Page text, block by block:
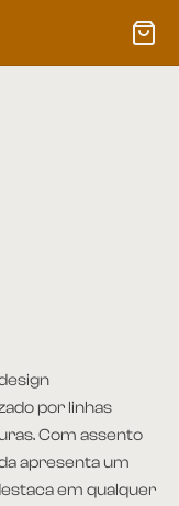
por linhas
Com assento
apresenta um
em qualquer